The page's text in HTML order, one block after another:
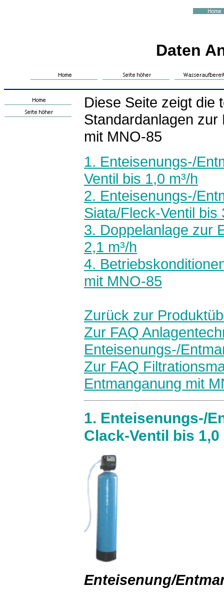
Daten
Diese Seite zeigt die
Standardanlagen
mit MNO-85
1. Enteisenungs-/
Ventil bis 1,0 m³/h
2. Enteisenungs-/
Siata/Fleck-Ventil bis
3. Doppelanlage zur
2,1 m³/h
4.
mit MNO-85
Zurück zur
Zur FAQ
Enteisenungs-/
Zur FAQ
Entmanganung mit
1. Enteisenungs-/
Clack-Ventil bis
Enteisenung/